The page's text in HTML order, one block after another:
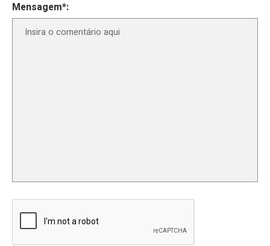
Mensagem*: